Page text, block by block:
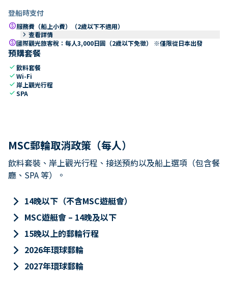
登船時支付
paid服務費（船上小費）（2歲以下不適用）
keyboard_arrow_right 查看詳情
paid國際觀光旅客稅：每人3,000日圓（2歲以下免徵） ※僅限從日本出發
預購套餐
check飲料套餐
checkWi-Fi
check 岸上觀光行程
checkSPA
MSC郵輪取消政策（每人）
飲料套裝、岸上觀光行程、接送預約以及船上選項（包含餐
廳、SPA 等）。
keyboard_arrow_right 14晚以下（不含MSC遊艇會）
keyboard_arrow_right MSC遊艇會 – 14晚及以下
keyboard_arrow_right 15晚以上的郵輪行程
keyboard_arrow_right 2026年環球郵輪
keyboard_arrow_right 2027年環球郵輪